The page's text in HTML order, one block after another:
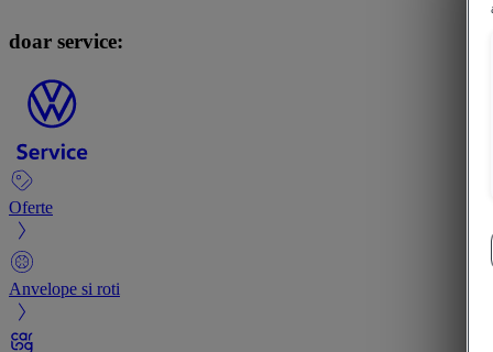
doar service:
Oferte
Anvelope si roti